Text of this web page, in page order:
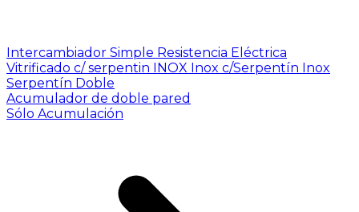
Intercambiador Simple Resistencia Eléctrica
Vitrificado c/ serpentin INOX Inox c/Serpentín Inox
Serpentín Doble
Acumulador de doble pared
Sólo Acumulación